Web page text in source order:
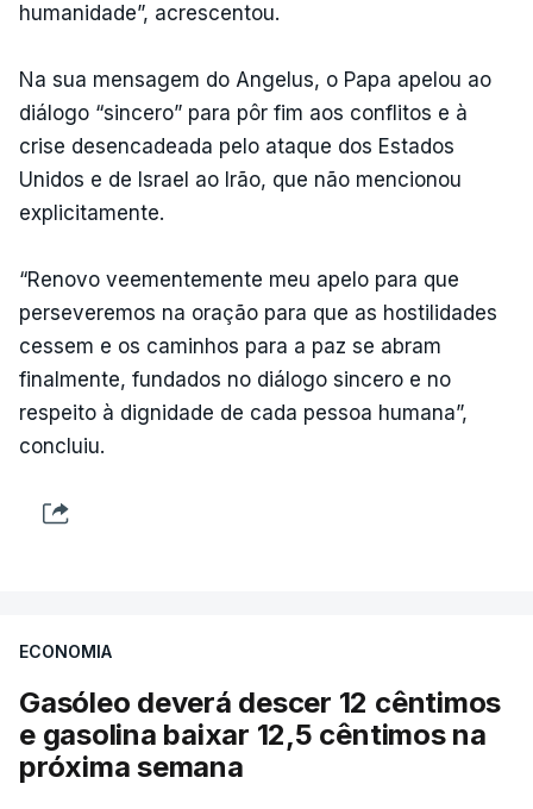
humanidade”, acrescentou.
Na sua mensagem do Angelus, o Papa apelou ao
diálogo “sincero” para pôr fim aos conflitos e à
crise desencadeada pelo ataque dos Estados
Unidos e de Israel ao Irão, que não mencionou
explicitamente.
“Renovo veementemente meu apelo para que
perseveremos na oração para que as hostilidades
cessem e os caminhos para a paz se abram
finalmente, fundados no diálogo sincero e no
respeito à dignidade de cada pessoa humana”,
concluiu.
ECONOMIA
Gasóleo deverá descer 12 cêntimos
e gasolina baixar 12,5 cêntimos na
próxima semana